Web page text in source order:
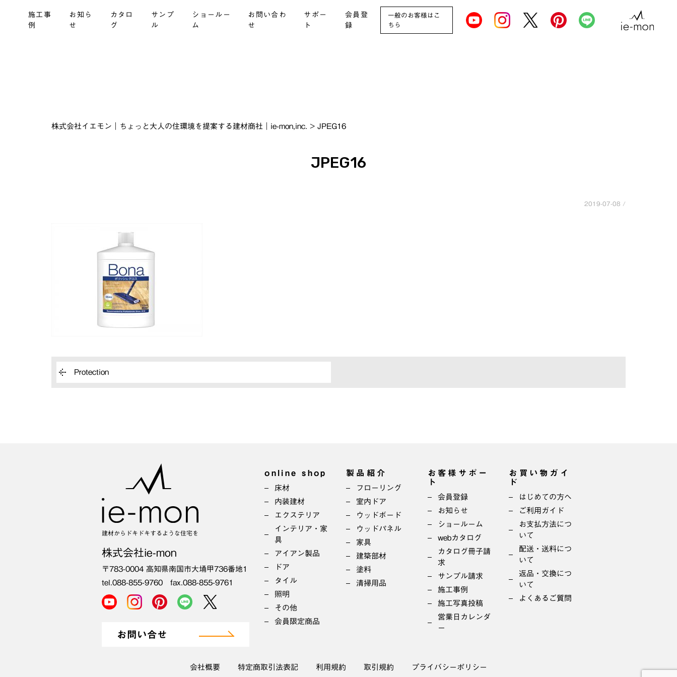
施工事
例
お知ら
せ
カタロ
グ
サンプ
ル
ショールー
ム
お問い合わ
せ
サポー
ト
会員登
録
一般のお客様はこ
ちら
株式会社イエモン｜ちょっと大人の住環境を提案する建材商社｜ie-mon,inc. > JPEG16
JPEG16
2019-07-08 /
Protection
建材からドキドキするような住宅を
株式会社ie-mon
〒783-0004 高知県南国市大埇甲736番地1
tel.088-855-9760 fax.088-855-9761
お問い合せ
online shop
床材
内装建材
エクステリア
インテリア・家
具
アイアン製品
ドア
タイル
照明
その他
会員限定商品
製品紹介
フローリング
室内ドア
ウッドボード
ウッドパネル
家具
建築部材
塗料
清掃用品
お客様サポー
ト
会員登録
お知らせ
ショールーム
webカタログ
カタログ冊子請
求
サンプル請求
施工事例
施工写真投稿
営業日カレンダ
ー
お買い物ガイ
ド
はじめての方へ
ご利用ガイド
お支払方法につ
いて
配送・送料につ
いて
返品・交換につ
いて
よくあるご質問
会社概要 特定商取引法表記 利用規約 取引規約 プライバシーポリシー